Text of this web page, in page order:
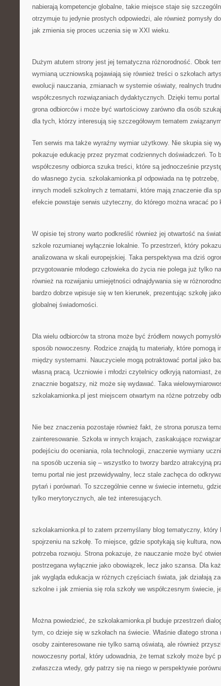
nabierają kompetencje globalne, takie miejsce staje się
otrzymuje tu jedynie prostych odpowiedzi, ale również pomysły
jak zmienia się proces uczenia się w XXI wieku.
Dużym atutem strony jest jej tematyczna różnorodność. Obok
wymianą uczniowską pojawiają się również treści o szkołach
ewolucji nauczania, zmianach w systemie oświaty, realnych
współczesnych rozwiązaniach dydaktycznych. Dzięki temu
grona odbiorców i może być wartościowy zarówno dla osób
dla tych, którzy interesują się szczegółowym tematem
Ten serwis ma także wyraźny wymiar użytkowy. Nie skupia się
pokazuje edukację przez pryzmat codziennych doświadczeń. To
współczesny odbiorca szuka treści, które są jednocześnie
do własnego życia. szkolakamionka.pl odpowiada na tę
innych modeli szkolnych z tematami, które mają znaczenie dla
efekcie powstaje serwis użyteczny, do którego można wracać po
W opisie tej strony warto podkreślić również jej otwartość na
szkole rozumianej wyłącznie lokalnie. To przestrzeń, który
analizowana w skali europejskiej. Taka perspektywa ma dziś
przygotowanie młodego człowieka do życia nie polega już tylko
również na rozwijaniu umiejętności odnajdywania się w
bardzo dobrze wpisuje się w ten kierunek, prezentując szkołę
globalnej świadomości.
Dla wielu odbiorców ta strona może być źródłem nowych
sposób nowoczesny. Rodzice znajdą tu materiały, które pomogą
między systemami. Nauczyciele mogą potraktować portal jako
własną pracą. Uczniowie i młodzi czytelnicy odkryją natomiast,
znacznie bogatszy, niż może się wydawać. Taka
szkolakamionka.pl jest miejscem otwartym na różne potrzeby
Nie bez znaczenia pozostaje również fakt, że strona porusza
zainteresowanie. Szkoła w innych krajach, zaskakujące
podejściu do oceniania, rola technologii, znaczenie wymiany
na sposób uczenia się – wszystko to tworzy bardzo atrakcyjną
temu portal nie jest przewidywalny, lecz stale zachęca do
pytań i porównań. To szczególnie cenne w świecie internetu,
tylko merytorycznych, ale też interesujących.
szkolakamionka.pl to zatem przemyślany blog tematyczny, który
spojrzeniu na szkołę. To miejsce, gdzie spotykają się kultura,
potrzeba rozwoju. Strona pokazuje, że nauczanie może być
postrzegana wyłącznie jako obowiązek, lecz jako szansa. Dla
jak wygląda edukacja w różnych częściach świata, jak działają
szkolne i jak zmienia się rola szkoły we współczesnym świecie,
Można powiedzieć, że szkolakamionka.pl buduje przestrzeń
tym, co dzieje się w szkołach na świecie. Właśnie dlatego strona
osoby zainteresowane nie tylko samą oświatą, ale również
nowoczesny portal, który udowadnia, że temat szkoły może być
zwłaszcza wtedy, gdy patrzy się na niego w perspektywie